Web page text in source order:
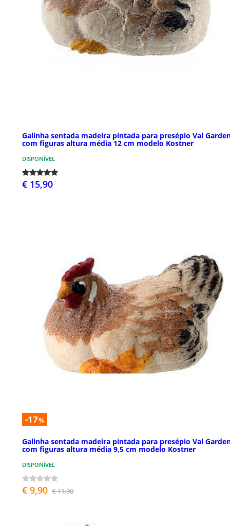
Galinha sentada madeira pintada para presépio Val
com figuras altura média 12 cm modelo Kostner
DISPONÍVEL
€ 15,90
-17%
Galinha sentada madeira pintada para presépio Val
com figuras altura média 9,5 cm modelo Kostner
DISPONÍVEL
€ 9,90 € 11,90